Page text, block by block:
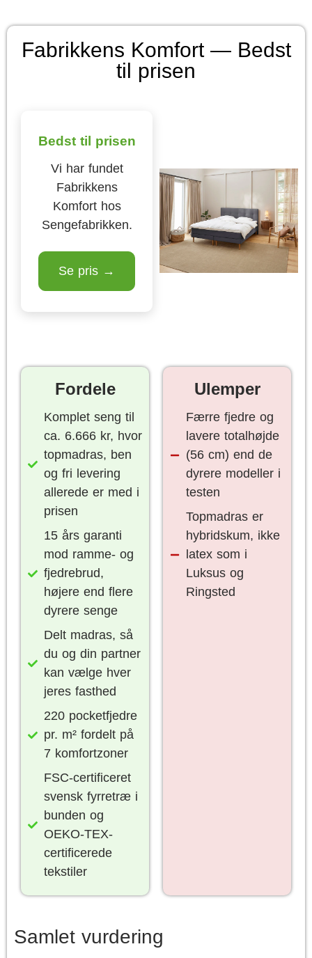
Fabrikkens Komfort — Bedst
til prisen
Bedst til prisen
Vi har fundet
Fabrikkens
Komfort hos
Sengefabrikken.
Se pris →
Fordele
Komplet seng til
ca. 6.666 kr, hvor
topmadras, ben
og fri levering
allerede er med i
prisen
15 års garanti
mod ramme- og
fjedrebrud,
højere end flere
dyrere senge
Delt madras, så
du og din partner
kan vælge hver
jeres fasthed
220 pocketfjedre
pr. m² fordelt på
7 komfortzoner
FSC-certificeret
svensk fyrretræ i
bunden og
OEKO-TEX-
certificerede
tekstiler
Ulemper
Færre fjedre og
lavere totalhøjde
(56 cm) end de
dyrere modeller i
testen
Topmadras er
hybridskum, ikke
latex som i
Luksus og
Ringsted
Samlet vurdering